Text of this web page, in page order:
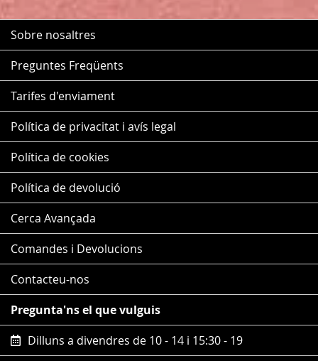
Sobre nosaltres
Preguntes Freqüents
Tarifes d'enviament
Política de privacitat i avís legal
Política de cookies
Política de devolució
Cerca Avançada
Comandes i Devolucions
Contacteu-nos
Pregunta'ns el que vulguis
Dilluns a divendres de 10 - 14 i 15:30 - 19